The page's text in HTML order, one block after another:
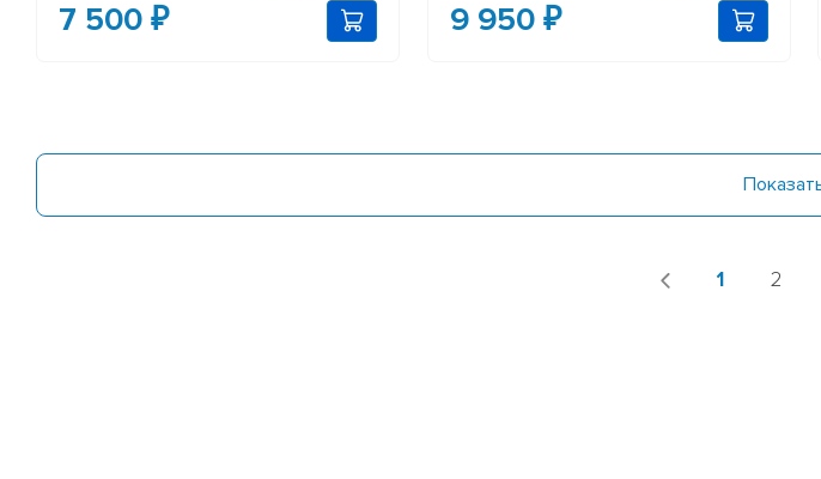
7 500 ₽ 9 950 ₽
1 2